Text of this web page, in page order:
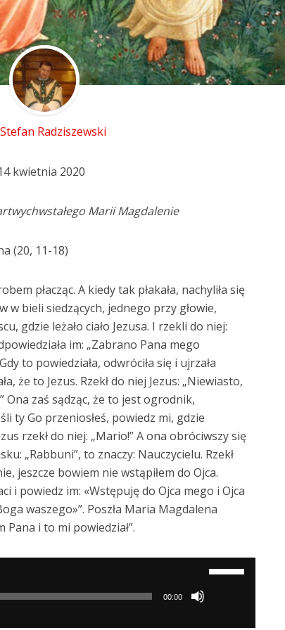
Radziszewski
kwietnia 2020
Marii Magdalenie
(20, 11-18)
płacząc. A kiedy tak płakała, nachyliła się
w bieli siedzących, jednego przy głowie,
gdzie leżało ciało Jezusa. I rzekli do niej:
im: „Zabrano Pana mego
to powiedziała, odwróciła się i ujrzała
że to Jezus. Rzekł do niej Jezus: „Niewiasto,
Ona zaś sądząc, że to jest ogrodnik,
ty Go przeniosłeś, powiedz mi, gdzie
rzekł do niej: „Mario!” A ona obróciwszy się
„Rabbuni”, to znaczy: Nauczycielu. Rzekł
jeszcze bowiem nie wstąpiłem do Ojca.
i powiedz im: «Wstępuję do Ojca mego i Ojca
waszego»”. Poszła Maria Magdalena
Pana i to mi powiedział”.
00:00